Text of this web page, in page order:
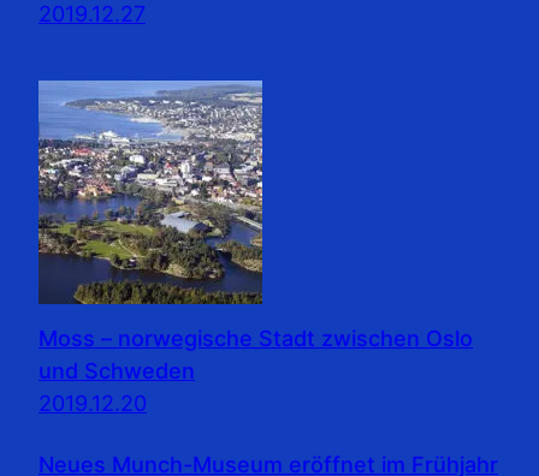
2019.12.27
Moss – norwegische Stadt zwischen Oslo
und Schweden
2019.12.20
Neues Munch-Museum eröffnet im Frühjahr